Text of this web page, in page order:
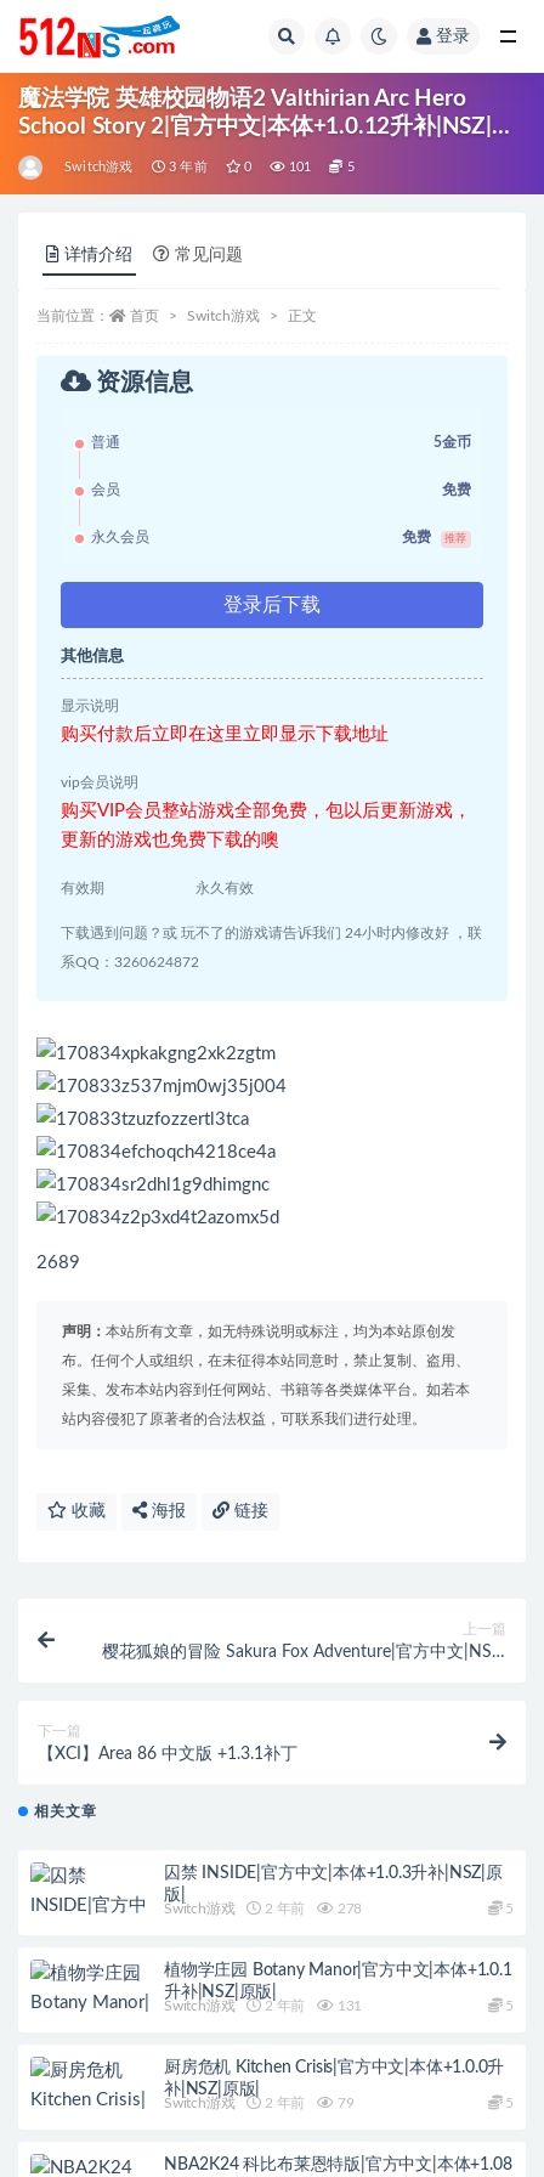
登录
魔法学院 英雄校园物语2 Valthirian Arc Hero
School Story 2|官方中文|本体+1.0.12升补|NSZ|原
版|
Switch游戏 3 年前 0 101 5
详情介绍 常见问题
当前位置： 首页 Switch游戏 正文
资源信息
普通 5金币
会员 免费
永久会员 免费 推荐
登录后下载
其他信息
显示说明
购买付款后立即在这里立即显示下载地址
vip会员说明
购买VIP会员整站游戏全部免费，包以后更新游戏，
更新的游戏也免费下载的噢
有效期 永久有效
下载遇到问题？或 玩不了的游戏请告诉我们 24小时内修改好 ，联
系QQ：3260624872
2689
声明： 本站所有文章，如无特殊说明或标注，均为本站原创发
布。任何个人或组织，在未征得本站同意时，禁止复制、盗用、
采集、发布本站内容到任何网站、书籍等各类媒体平台。如若本
站内容侵犯了原著者的合法权益，可联系我们进行处理。
收藏 海报 链接
上一篇
樱花狐娘的冒险 Sakura Fox Adventure|官方中文|NSZ|
下一篇
【XCI】Area 86 中文版 +1.3.1补丁
相关文章
囚禁 INSIDE|官方中文|本体+1.0.3升补|NSZ|原
版|
Switch游戏 2 年前 278 5
植物学庄园 Botany Manor|官方中文|本体+1.0.1
升补|NSZ|原版|
Switch游戏 2 年前 131 5
厨房危机 Kitchen Crisis|官方中文|本体+1.0.0升
补|NSZ|原版|
Switch游戏 2 年前 79 5
NBA2K24 科比布莱恩特版|官方中文|本体+1.08